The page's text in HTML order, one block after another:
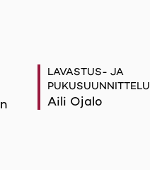
LAVASTUS- JA
PUKUSUUNNITTELU
Aili Ojalo